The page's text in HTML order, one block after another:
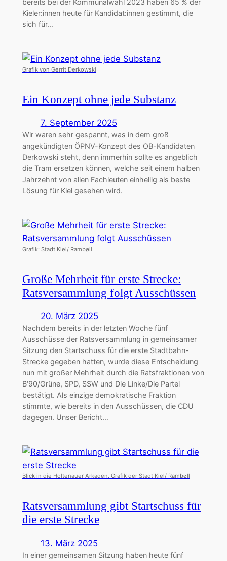
bereits bei der Kommunalwahl 2023 haben 65 % der
Kieler:innen heute für Kandidat:innen gestimmt, die
sich für…
Grafik von Gerrit Derkowski
Ein Konzept ohne jede Substanz
7. September 2025
Wir waren sehr gespannt, was in dem groß
angekündigten ÖPNV-Konzept des OB-Kandidaten
Derkowski steht, denn immerhin sollte es angeblich
die Tram ersetzen können, welche seit einem halben
Jahrzehnt von allen Fachleuten einhellig als beste
Lösung für Kiel gesehen wird.
Grafik: Stadt Kiel/ Rambøll
Große Mehrheit für erste Strecke:
Ratsversammlung folgt Ausschüssen
20. März 2025
Nachdem bereits in der letzten Woche fünf
Ausschüsse der Ratsversammlung in gemeinsamer
Sitzung den Startschuss für die erste Stadtbahn-
Strecke gegeben hatten, wurde diese Entscheidung
nun mit großer Mehrheit durch die Ratsfraktionen von
B‘90/Grüne, SPD, SSW und Die Linke/Die Partei
bestätigt. Als einzige demokratische Fraktion
stimmte, wie bereits in den Ausschüssen, die CDU
dagegen. Unser Bericht…
Blick in die Holtenauer Arkaden. Grafik der Stadt Kiel/ Rambøll
Ratsversammlung gibt Startschuss für
die erste Strecke
13. März 2025
In einer gemeinsamen Sitzung haben heute fünf